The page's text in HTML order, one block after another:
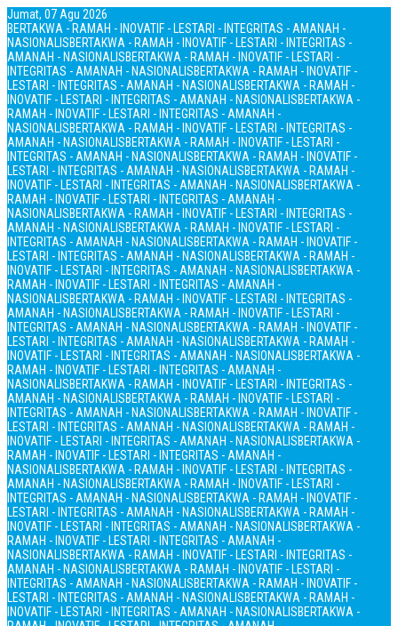
Jumat, 07 Agu 2026
BERTAKWA - RAMAH - INOVATIF - LESTARI - INTEGRITAS - AMANAH -
NASIONALISBERTAKWA - RAMAH - INOVATIF - LESTARI - INTEGRITAS -
AMANAH - NASIONALISBERTAKWA - RAMAH - INOVATIF - LESTARI -
INTEGRITAS - AMANAH - NASIONALISBERTAKWA - RAMAH - INOVATIF -
LESTARI - INTEGRITAS - AMANAH - NASIONALISBERTAKWA - RAMAH -
INOVATIF - LESTARI - INTEGRITAS - AMANAH - NASIONALISBERTAKWA -
RAMAH - INOVATIF - LESTARI - INTEGRITAS - AMANAH -
NASIONALISBERTAKWA - RAMAH - INOVATIF - LESTARI - INTEGRITAS -
AMANAH - NASIONALISBERTAKWA - RAMAH - INOVATIF - LESTARI -
INTEGRITAS - AMANAH - NASIONALISBERTAKWA - RAMAH - INOVATIF -
LESTARI - INTEGRITAS - AMANAH - NASIONALISBERTAKWA - RAMAH -
INOVATIF - LESTARI - INTEGRITAS - AMANAH - NASIONALISBERTAKWA -
RAMAH - INOVATIF - LESTARI - INTEGRITAS - AMANAH -
NASIONALISBERTAKWA - RAMAH - INOVATIF - LESTARI - INTEGRITAS -
AMANAH - NASIONALISBERTAKWA - RAMAH - INOVATIF - LESTARI -
INTEGRITAS - AMANAH - NASIONALISBERTAKWA - RAMAH - INOVATIF -
LESTARI - INTEGRITAS - AMANAH - NASIONALISBERTAKWA - RAMAH -
INOVATIF - LESTARI - INTEGRITAS - AMANAH - NASIONALISBERTAKWA -
RAMAH - INOVATIF - LESTARI - INTEGRITAS - AMANAH -
NASIONALISBERTAKWA - RAMAH - INOVATIF - LESTARI - INTEGRITAS -
AMANAH - NASIONALISBERTAKWA - RAMAH - INOVATIF - LESTARI -
INTEGRITAS - AMANAH - NASIONALISBERTAKWA - RAMAH - INOVATIF -
LESTARI - INTEGRITAS - AMANAH - NASIONALISBERTAKWA - RAMAH -
INOVATIF - LESTARI - INTEGRITAS - AMANAH - NASIONALISBERTAKWA -
RAMAH - INOVATIF - LESTARI - INTEGRITAS - AMANAH -
NASIONALISBERTAKWA - RAMAH - INOVATIF - LESTARI - INTEGRITAS -
AMANAH - NASIONALISBERTAKWA - RAMAH - INOVATIF - LESTARI -
INTEGRITAS - AMANAH - NASIONALISBERTAKWA - RAMAH - INOVATIF -
LESTARI - INTEGRITAS - AMANAH - NASIONALISBERTAKWA - RAMAH -
INOVATIF - LESTARI - INTEGRITAS - AMANAH - NASIONALISBERTAKWA -
RAMAH - INOVATIF - LESTARI - INTEGRITAS - AMANAH -
NASIONALISBERTAKWA - RAMAH - INOVATIF - LESTARI - INTEGRITAS -
AMANAH - NASIONALISBERTAKWA - RAMAH - INOVATIF - LESTARI -
INTEGRITAS - AMANAH - NASIONALISBERTAKWA - RAMAH - INOVATIF -
LESTARI - INTEGRITAS - AMANAH - NASIONALISBERTAKWA - RAMAH -
INOVATIF - LESTARI - INTEGRITAS - AMANAH - NASIONALISBERTAKWA -
RAMAH - INOVATIF - LESTARI - INTEGRITAS - AMANAH -
NASIONALISBERTAKWA - RAMAH - INOVATIF - LESTARI - INTEGRITAS -
AMANAH - NASIONALISBERTAKWA - RAMAH - INOVATIF - LESTARI -
INTEGRITAS - AMANAH - NASIONALISBERTAKWA - RAMAH - INOVATIF -
LESTARI - INTEGRITAS - AMANAH - NASIONALISBERTAKWA - RAMAH -
INOVATIF - LESTARI - INTEGRITAS - AMANAH - NASIONALISBERTAKWA -